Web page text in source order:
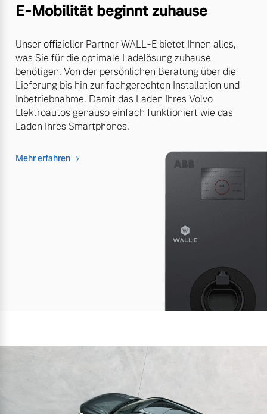
E-Mobilität beginnt zuhause
Unser offizieller Partner WALL-E bietet Ihnen alles,
was Sie für die optimale Ladelösung zuhause
benötigen. Von der persönlichen Beratung über die
Lieferung bis hin zur fachgerechten Installation und
Inbetriebnahme. Damit das Laden Ihres Volvo
Elektroautos genauso einfach funktioniert wie das
Laden Ihres Smartphones.
Mehr erfahren